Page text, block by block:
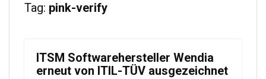
Tag: pink-verify
ITSM Softwarehersteller Wendia
erneut von ITIL-TÜV ausgezeichnet